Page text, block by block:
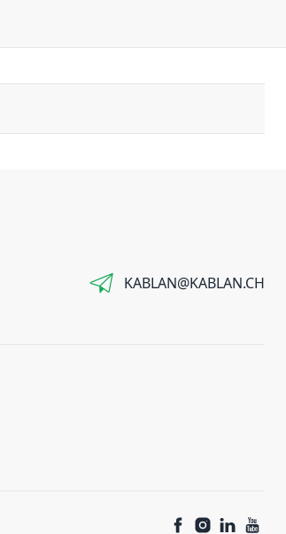
KABLAN@KABLAN.CH